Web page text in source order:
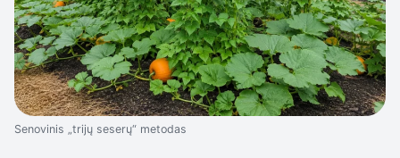
Senovinis „trijų seserų“ metodas